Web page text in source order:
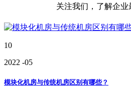
关注我们，了解企业
10
2022 -05
模块化机房与传统机房区别有哪些？